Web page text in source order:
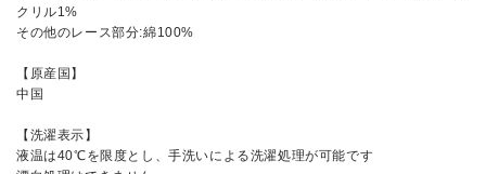
クリル1%
その他のレース部分:綿100%
【原産国】
中国
【洗濯表示】
液温は40℃を限度とし、手洗いによる洗濯処理が可能です